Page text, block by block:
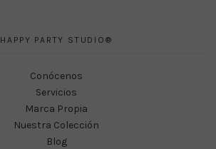
HAPPY PARTY STUDIO®
Conócenos
Servicios
Marca Propia
Nuestra Colección
Blog